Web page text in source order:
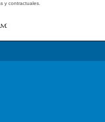
y contractuales.